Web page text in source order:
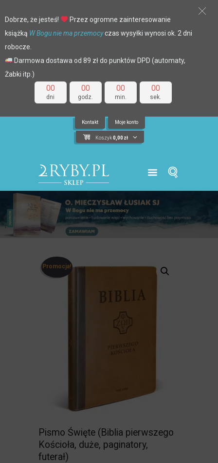
00
dni
00
godz.
00
min.
00
sek.
Dobrze, że jesteś!
Przez ogromne zainteresowanie
książką W Bogu nie ma przemocyczas wysyłki wynosi ok. 2 dni
robocze.
Darmowa dostawa od 89 zł do punktów DPD (automaty,
Żabki itp.)
Kontakt Moje konto
Koszyk 0,00 zł
Promocja!
Pismo Święte (Biblia pierwszego
Kościoła, duże, paginatory,
futerał)